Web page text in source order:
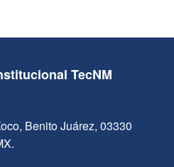
TecNM
Benito Juárez, 03330